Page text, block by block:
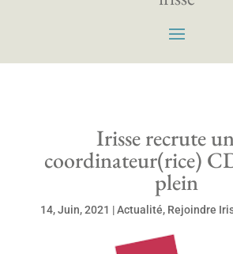
Irisse recrute
coordinateur(rice)
plein
14, Juin, 2021 |Actualité, Rejoindre